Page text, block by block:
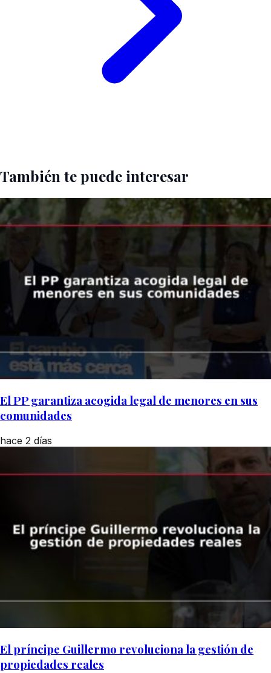
También te puede interesar
El PP garantiza acogida legal de menores en sus
comunidades
hace 2 días
El príncipe Guillermo revoluciona la gestión de
propiedades reales